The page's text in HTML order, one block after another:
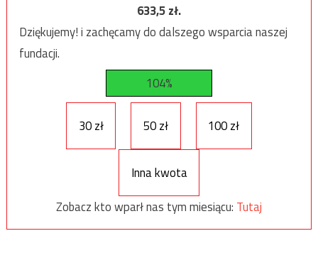
633,5zł.
Dziękujemy! i zachęcamy do dalszego wsparcia naszej
fundacji.
104%
30 zł 50 zł 100 zł
Inna kwota
Zobacz kto wparł nas tym miesiącu: Tutaj